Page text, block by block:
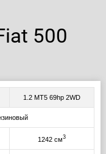
500
1.2 MT5 69hp 2WD
1242 см3